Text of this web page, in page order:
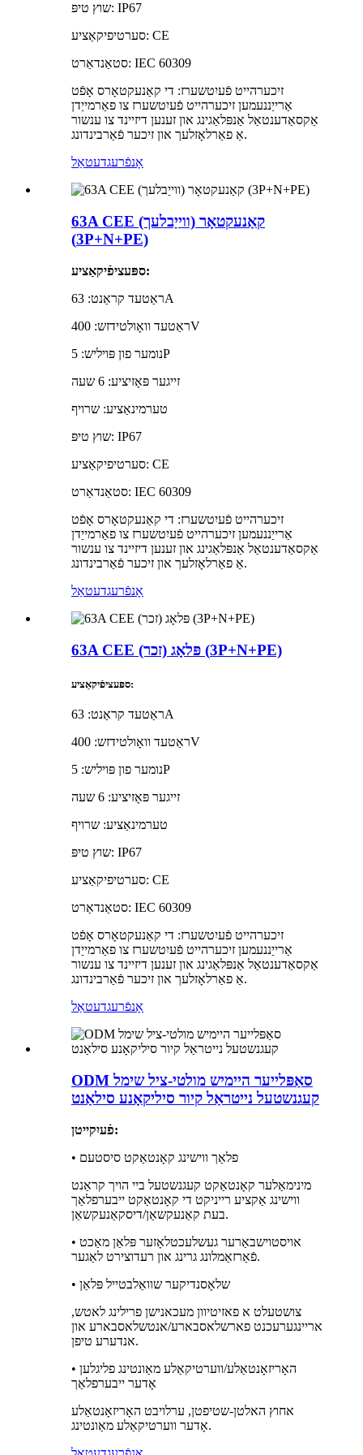
שוץ טיפּ: IP67
סערטיפיקאַציע: CE
סטאַנדאַרט: IEC 60309
זיכערהייט פֿעיִטשערז: די קאַנעקטאָרס אָפֿט
אַרייַננעמען זיכערהייט פֿעיִטשערז צו פאַרמייַדן
אַקסאַדענטאַל אַנפּלאַגינג און זענען דיזיינד צו ענשור
אַ פאַרלאָזלעך און זיכער פֿאַרבינדונג.
אָנפֿרעגדעטאַל
63A CEE קאַנעקטאָר (ווייַבלעך)
(3P+N+PE)
ספּעציפֿיקאַציע:
ראַטעד קראַנט: 63A
ראַטעד וואָולטידזש: 400V
נומער פון פּויליש: 5P
זייגער פּאָזיציע: 6 שעה
טערמינאַציע: שרויף
שוץ טיפּ: IP67
סערטיפיקאַציע: CE
סטאַנדאַרט: IEC 60309
זיכערהייט פֿעיִטשערז: די קאַנעקטאָרס אָפֿט
אַרייַננעמען זיכערהייט פֿעיִטשערז צו פאַרמייַדן
אַקסאַדענטאַל אַנפּלאַגינג און זענען דיזיינד צו ענשור
אַ פאַרלאָזלעך און זיכער פֿאַרבינדונג.
אָנפֿרעגדעטאַל
63A CEE פּלאָג (זכר) (3P+N+PE)
ספּעציפֿיקאַציע:
ראַטעד קראַנט: 63A
ראַטעד וואָולטידזש: 400V
נומער פון פּויליש: 5P
זייגער פּאָזיציע: 6 שעה
טערמינאַציע: שרויף
שוץ טיפּ: IP67
סערטיפיקאַציע: CE
סטאַנדאַרט: IEC 60309
זיכערהייט פֿעיִטשערז: די קאַנעקטאָרס אָפֿט
אַרייַננעמען זיכערהייט פֿעיִטשערז צו פאַרמייַדן
אַקסאַדענטאַל אַנפּלאַגינג און זענען דיזיינד צו ענשור
אַ פאַרלאָזלעך און זיכער פֿאַרבינדונג.
אָנפֿרעגדעטאַל
ODM סאַפּלייער היימיש מולטי-ציל שימל
קעגנשטעל נייטראַל קיור סיליקאָנע סילאַנט
פֿעיִקייטן:
• פלאַך ווישינג קאָנטאַקט סיסטעם
מינימאַלער קאָנטאַקט קעגנשטעל ביי הויך קראַנט
ווישינג אַקציע רייניקט די קאָנטאַקט ייבערפלאַך
בעת קאַנעקשאַן/דיסקאַנעקשאַן.
• אויסטוישבאַרער געשלעכטלאָזער פּלאַן מאַכט
פֿאַרזאַמלונג גרינג און רעדוצירט לאַגער.
• שלאָסנדיקער שוואַלבטייל פּלאַן
צושטעלט א פאזיטיוון מעכאנישן פרילינג לאטש,
אריינגערעכנט פארשלאסבארע/אנטשלאסבארע און
אנדערע טיפן.
• האָריזאָנטאַלע/ווערטיקאַלע מאַונטינג פליגלען
אָדער ייבערפלאַך
אחוץ האלטן-שטיפטן, ערלויבט האָריזאָנטאַלע
אָדער ווערטיקאַלע מאַונטינג.